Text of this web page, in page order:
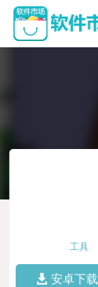
工具
安卓下载